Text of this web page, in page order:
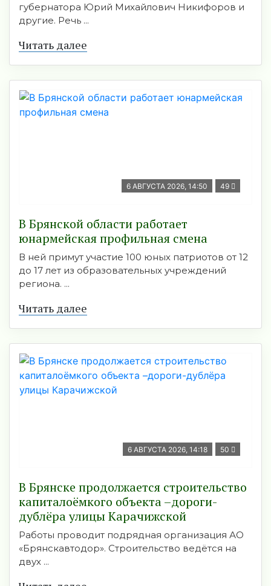
губернатора Юрий Михайлович Никифоров и
другие. Речь ...
Читать далее
6 АВГУСТА 2026, 14:50 49
В Брянской области работает
юнармейская профильная смена
В ней примут участие 100 юных патриотов от 12
до 17 лет из образовательных учреждений
региона. ...
Читать далее
6 АВГУСТА 2026, 14:18 50
В Брянске продолжается строительство
капиталоёмкого объекта –дороги-
дублёра улицы Карачижской
Работы проводит подрядная организация АО
«Брянскавтодор». Строительство ведётся на
двух ...